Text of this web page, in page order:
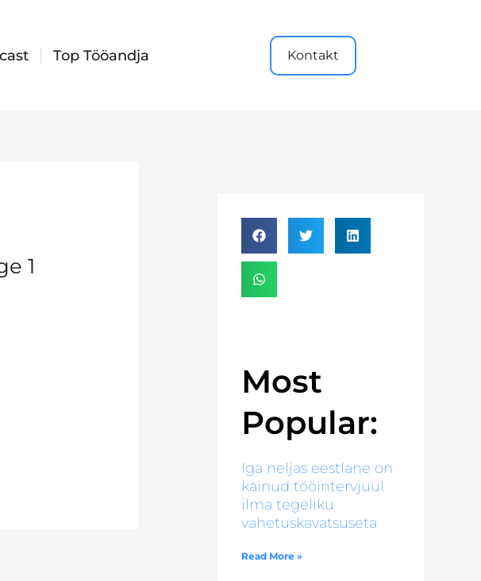
Top Tööandja Kontakt
1
Most
Popular:
Iga neljas eestlane on
käinud tööintervjuul
ilma tegeliku
vahetuskavatsuseta
Read More »